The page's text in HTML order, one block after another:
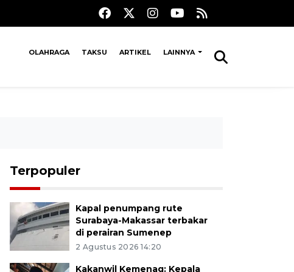
OLAHRAGA TAKSU ARTIKEL LAINNYA
Terpopuler
Kapal penumpang rute
Surabaya-Makassar terbakar
di perairan Sumenep
2 Agustus 2026 14:20
Kakanwil Kemenag: Kepala